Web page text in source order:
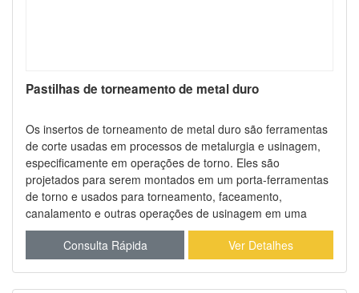
Pastilhas de torneamento de metal duro
Os insertos de torneamento de metal duro são ferramentas
de corte usadas em processos de metalurgia e usinagem,
especificamente em operações de torno. Eles são
projetados para serem montados em um porta-ferramentas
de torno e usados para torneamento, faceamento,
canalamento e outras operações de usinagem em uma
variedade de materiais, incluindo metais, plásticos e
compósitos.Consulta Rápida Ver Detalhes